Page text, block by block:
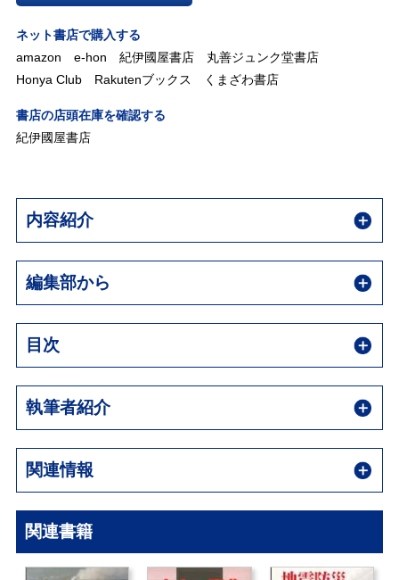
ネット書店で購入する
amazon
e-hon 紀伊國屋書店
丸善ジュンク堂書店
Honya Club
Rakutenブックス くまざわ書店
書店の店頭在庫を確認する
紀伊國屋書店
内容紹介
編集部から
目次
執筆者紹介
関連情報
関連書籍